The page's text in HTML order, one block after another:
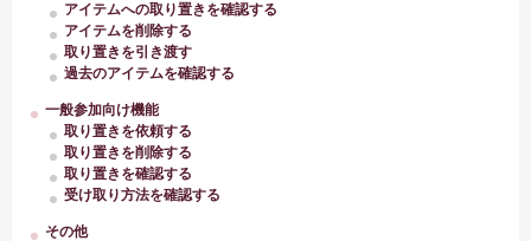
アイテムへの取り置きを確認する
アイテムを削除する
取り置きを引き渡す
過去のアイテムを確認する
一般参加向け機能
取り置きを依頼する
取り置きを削除する
取り置きを確認する
受け取り方法を確認する
その他